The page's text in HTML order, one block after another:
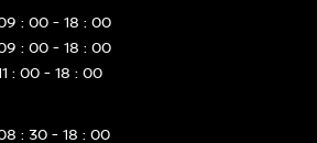
: 00 - 18 : 00
: 00 - 18 : 00
: 00 - 18 : 00
: 30 - 18 : 00